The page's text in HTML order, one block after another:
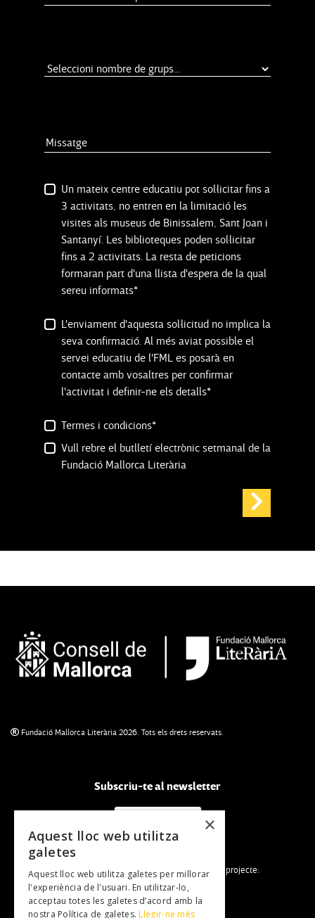
Un mateix centre educatiu pot sol·licitar fins a
3 activitats, no entren en la limitació les
visites als museus de Binissalem, Sant Joan i
Santanyí. Les biblioteques poden sol·licitar
fins a 2 activitats. La resta de peticions
formaran part d'una llista d'espera de la qual
sereu informats*
L'enviament d'aquesta sol·licitud no implica la
seva confirmació. Al més aviat possible el
servei educatiu de l'FML es posarà en
contacte amb vosaltres per confirmar
l'activitat i definir-ne els detalls*
Termes i condicions*
Vull rebre el butlletí electrònic setmanal de la
Fundació Mallorca Literària
Fundació Mallorca Literària 2026. Tots els drets reservats.
Subscriu-te al newsletter
La Fundació Mallorca Literària forma part del projecte:
×
Aquest lloc web utilitza
galetes
Aquest lloc web utilitza galetes per millorar
l'experiència de l'usuari. En utilitzar-lo,
acceptau totes les galetes d’acord amb la
nostra Política de galetes.Llegir-ne més